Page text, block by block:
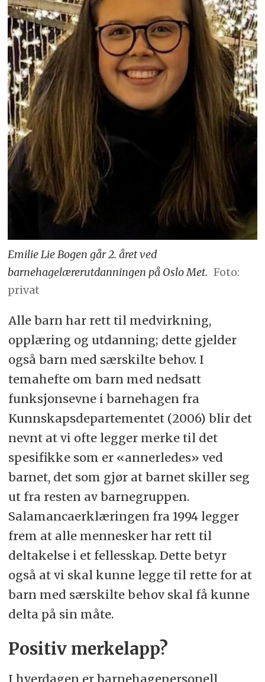
Emilie Lie Bogen går 2. året ved
barnehagelærerutdanningen på Oslo Met. Foto:
privat
Alle barn har rett til medvirkning,
opplæring og utdanning; dette gjelder
også barn med særskilte behov. I
temahefte om barn med nedsatt
funksjonsevne i barnehagen fra
Kunnskapsdepartementet (2006) blir det
nevnt at vi ofte legger merke til det
spesifikke som er «annerledes» ved
barnet, det som gjør at barnet skiller seg
ut fra resten av barnegruppen.
Salamancaerklæringen fra 1994 legger
frem at alle mennesker har rett til
deltakelse i et fellesskap. Dette betyr
også at vi skal kunne legge til rette for at
barn med særskilte behov skal få kunne
delta på sin måte.
Positiv merkelapp?
I hverdagen er barnehagepersonell